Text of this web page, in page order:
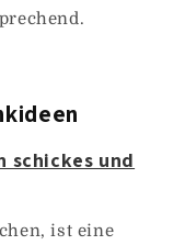
schickes und
ist eine